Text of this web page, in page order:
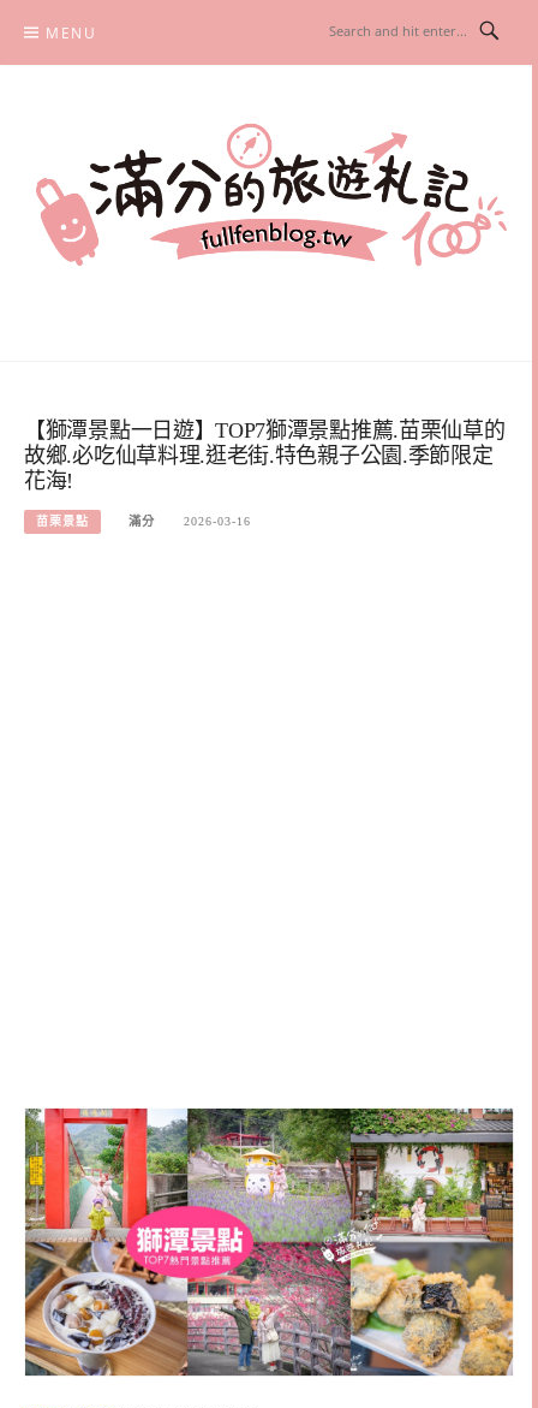
content
MENU
【獅潭景點一日遊】TOP7獅潭景點推薦.苗栗仙草的
故鄉.必吃仙草料理.逛老街.特色親子公園.季節限定
花海!
苗栗景點 滿分 2026-03-16